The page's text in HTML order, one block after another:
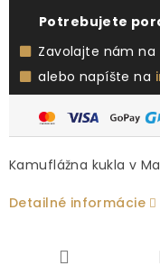
Potrebujete
Zavolajte nám na
alebo napíšte na
Kamuflážna kukla v
Detailné informácie